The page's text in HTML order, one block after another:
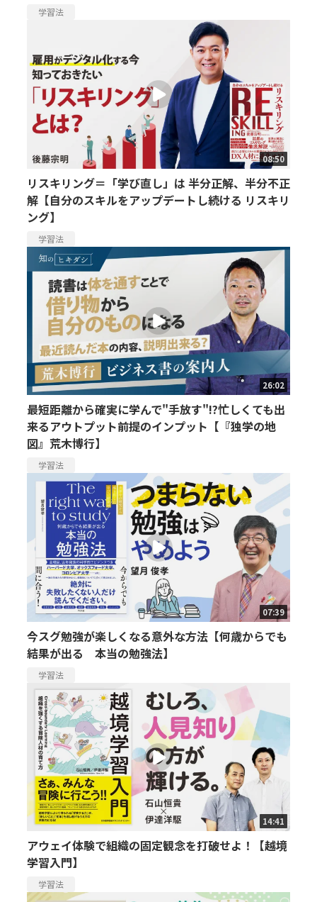
学習法
08:50
リスキリング＝「学び直し」は 半分正解、半分不正
解【自分のスキルをアップデートし続ける リスキリ
ング】
学習法
26:02
最短距離から確実に学んで"手放す"!?忙しくても出
来るアウトプット前提のインプット【『独学の地
図』荒木博行】
学習法
07:39
今スグ勉強が楽しくなる意外な方法【何歳からでも
結果が出る 本当の勉強法】
学習法
14:41
アウェイ体験で組織の固定観念を打破せよ！【越境
学習入門】
学習法